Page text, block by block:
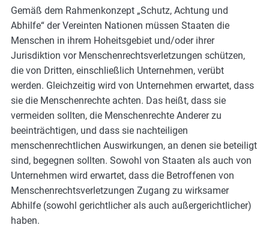
e
s
,
c
a
s
e
s
t
u
d
i
e
s
,
Gemäß dem Rahmenkonzept „Schutz, Achtung und
Abhilfe“ der Vereinten Nationen müssen Staaten die
Menschen in ihrem Hoheitsgebiet und/oder ihrer
Jurisdiktion vor Menschenrechtsverletzungen schützen,
die von Dritten, einschließlich Unternehmen, verübt
werden. Gleichzeitig wird von Unternehmen erwartet, dass
sie die Menschenrechte achten. Das heißt, dass sie
vermeiden sollten, die Menschenrechte Anderer zu
beeinträchtigen, und dass sie nachteiligen
menschenrechtlichen Auswirkungen, an denen sie beteiligt
sind, begegnen sollten. Sowohl von Staaten als auch von
Unternehmen wird erwartet, dass die Betroffenen von
Menschenrechtsverletzungen Zugang zu wirksamer
Abhilfe (sowohl gerichtlicher als auch außergerichtlicher)
haben.